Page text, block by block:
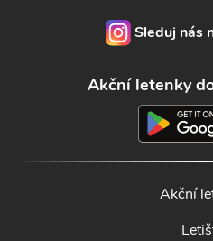
Sleduj nás
Akční letenky
Akční